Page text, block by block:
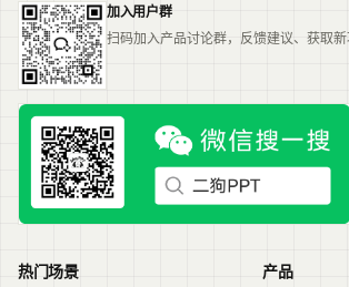
加入用户群
扫码加入产品讨论群，反馈建议、获取
热门场景
产品